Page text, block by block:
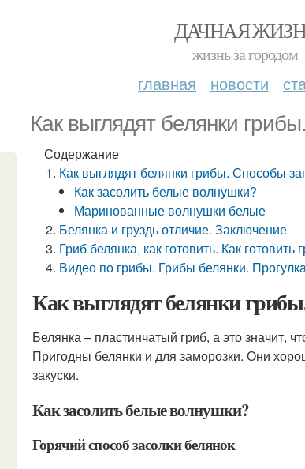
ДАЧНАЯ
жизнь за городом
главная новости
Как выглядят белянки
Содержание
Как выглядят белянки грибы. Способы
Как засолить белые волнушки?
Маринованные волнушки белые
Белянка и груздь отличие. Заключение
Гриб белянка, как готовить. Как готовить
Видео по грибы. Грибы белянки.
Как выглядят белянки
Белянка – пластинчатый гриб, а это значит,
Пригодны белянки и для заморозки. Они
закуски.
Как засолить белые волнушки?
Горячий способ засолки белянок